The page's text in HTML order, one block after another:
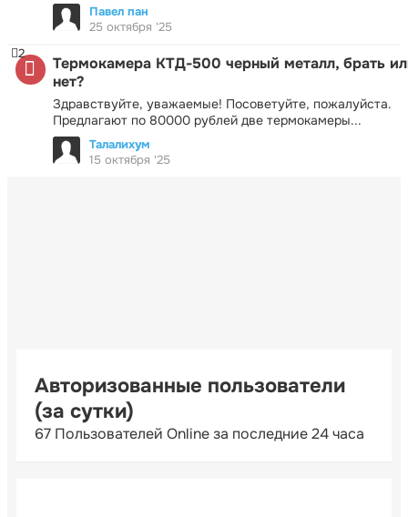
Павел пан
25 октября '25
Термокамера КТД-500 черный металл, брать
нет?
Здравствуйте, уважаемые! Посоветуйте, пожалуйста.
Предлагают по 80000 рублей две термокамеры...
2
Талалихум
15 октября '25
Авторизованные пользователи
(за сутки)
67 Пользователей Online за последние 24 часа